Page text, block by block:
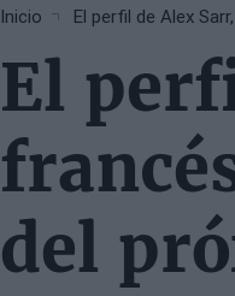
Inicio El perfil de Alex
El
del